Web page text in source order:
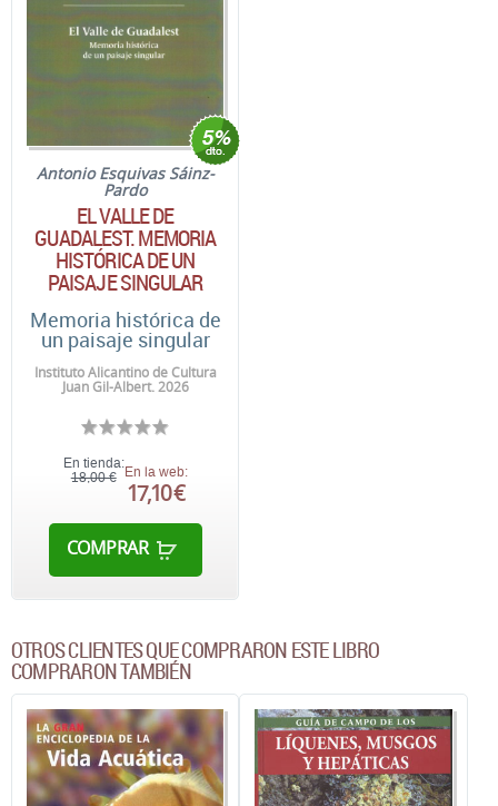
Antonio Esquivas Sáinz-
Pardo
EL VALLE DE
GUADALEST. MEMORIA
HISTÓRICA DE UN
PAISAJE SINGULAR
Memoria histórica de
un paisaje singular
Instituto Alicantino de Cultura
Juan Gil-Albert. 2026
En tienda:
18,00 € En la web:
17,10 €
COMPRAR
OTROS CLIENTES QUE COMPRARON ESTE LIBRO
COMPRARON TAMBIÉN